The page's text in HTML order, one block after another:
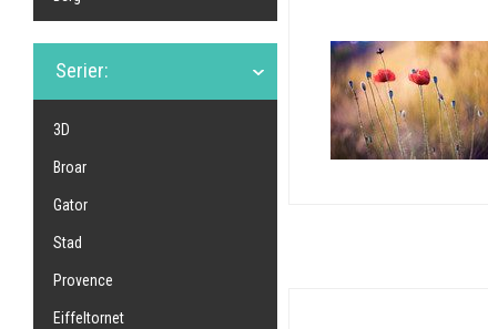
Serier:
3D
Broar
Gator
Stad
Provence
Eiffeltornet